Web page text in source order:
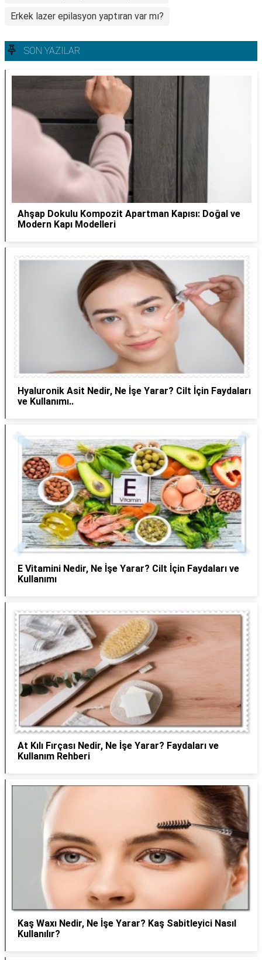
Erkek lazer epilasyon yaptıran var mı?
SON YAZILAR
Ahşap Dokulu Kompozit Apartman Kapısı: Doğal ve
Modern Kapı Modelleri
Hyaluronik Asit Nedir, Ne İşe Yarar? Cilt İçin Faydaları
ve Kullanımı..
E Vitamini Nedir, Ne İşe Yarar? Cilt İçin Faydaları ve
Kullanımı
At Kılı Fırçası Nedir, Ne İşe Yarar? Faydaları ve
Kullanım Rehberi
Kaş Waxı Nedir, Ne İşe Yarar? Kaş Sabitleyici Nasıl
Kullanılır?